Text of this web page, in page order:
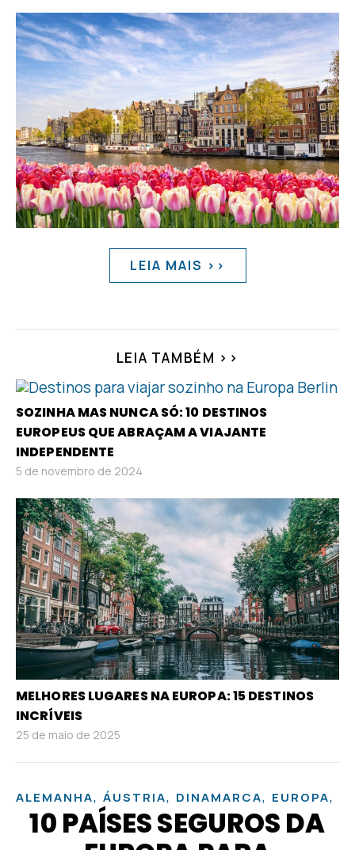
LEIA MAIS >>
LEIA TAMBÉM >>
SOZINHA MAS NUNCA SÓ: 10 DESTINOS
EUROPEUS QUE ABRAÇAM A VIAJANTE
INDEPENDENTE
5 de novembro de 2024
MELHORES LUGARES NA EUROPA: 15 DESTINOS
INCRÍVEIS
25 de maio de 2025
ALEMANHA, ÁUSTRIA, DINAMARCA, EUROPA,
10 PAÍSES SEGUROS DA